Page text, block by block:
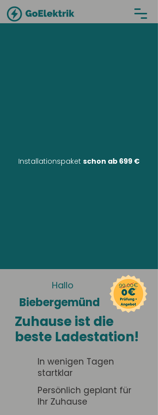
Installationspaket schon ab 699 €
Hallo
Biebergemünd
Zuhause ist die
beste Ladestation!
In wenigen Tagen
startklar
Persönlich geplant für
Ihr Zuhause